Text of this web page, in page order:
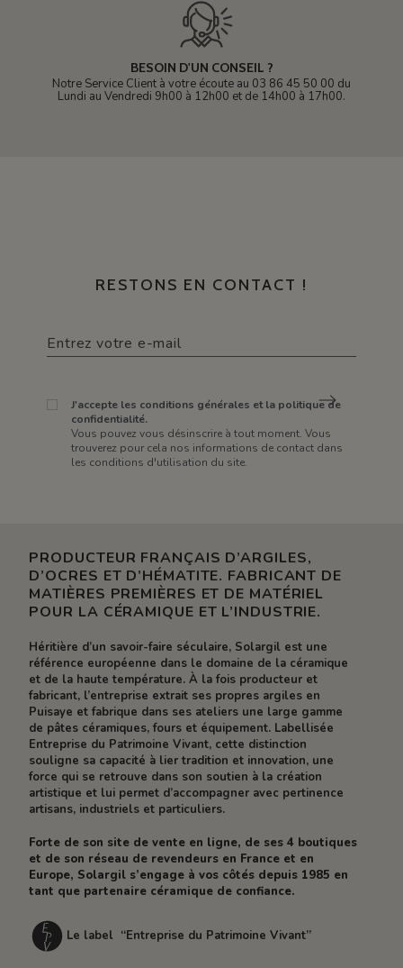
BESOIN D'UN CONSEIL ?
Notre Service Client à votre écoute au 03 86 45 50 00 du
Lundi au Vendredi 9h00 à 12h00 et de 14h00 à 17h00.
RESTONS EN CONTACT !
J'accepte les conditions générales et la politique de
confidentialité.
Vous pouvez vous désinscrire à tout moment. Vous
trouverez pour cela nos informations de contact dans
les conditions d'utilisation du site.
PRODUCTEUR FRANÇAIS D’ARGILES,
D’OCRES ET D’HÉMATITE. FABRICANT DE
MATIÈRES PREMIÈRES ET DE MATÉRIEL
POUR LA CÉRAMIQUE ET L’INDUSTRIE.
Héritière d’un savoir-faire séculaire, Solargil est une
référence européenne dans le domaine de la céramique
et de la haute température. À la fois producteur et
fabricant, l’entreprise extrait ses propres argiles en
Puisaye et fabrique dans ses ateliers une large gamme
de pâtes céramiques, fours et équipement. Labellisée
Entreprise du Patrimoine Vivant, cette distinction
souligne sa capacité à lier tradition et innovation, une
force qui se retrouve dans son soutien à la création
artistique et lui permet d’accompagner avec pertinence
artisans, industriels et particuliers.
Forte de son site de vente en ligne, de ses 4 boutiques
et de son réseau de revendeurs en France et en
Europe, Solargil s’engage à vos côtés depuis 1985 en
tant que partenaire céramique de confiance.
Le label “Entreprise du Patrimoine Vivant”